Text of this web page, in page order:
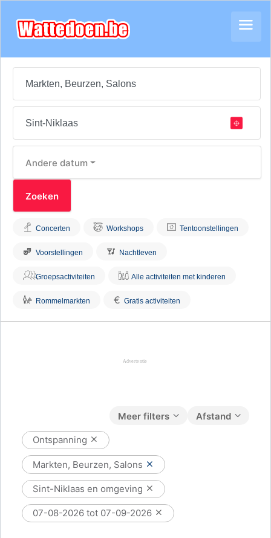
Andere datum
Concerten Workshops Tentoonstellingen
Voorstellingen Nachtleven
Groepsactiviteiten Alle activiteiten met kinderen
Rommelmarkten € Gratis activiteiten
Afstand
Meer filters
Ontspanning
Markten, Beurzen, Salons
Sint-Niklaas en omgeving
07-08-2026 tot 07-09-2026